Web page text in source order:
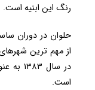
رنگ این ابنیه است.
حلوان در دوران
از مهم ترین
در
است.